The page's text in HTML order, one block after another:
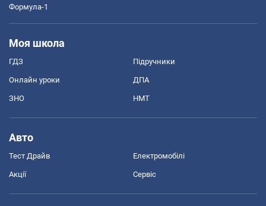
Формула-1
Моя школа
ГДЗ Підручники
Онлайн уроки ДПА
ЗНО НМТ
Авто
Тест Драйв Електромобілі
Акції Сервіс